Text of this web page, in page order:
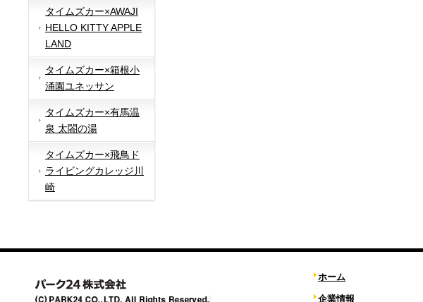
タイムズカー×AWAJI
HELLO KITTY APPLE
LAND
タイムズカー×箱根小
涌園ユネッサン
タイムズカー×有馬温
泉 太閤の湯
タイムズカー×飛鳥ド
ライビングカレッジ川
崎
ホーム
企業情報